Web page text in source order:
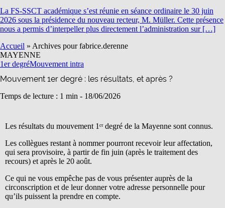
La FS-SSCT académique s’est réunie en séance ordinaire le 30 juin
2026 sous la présidence du nouveau recteur, M. Müller. Cette présence
nous a permis d’interpeller plus directement l’administration sur […]
Accueil » Archives pour fabrice.derenne
MAYENNE
1er degréMouvement intra
Mouvement 1er degré : les résultats, et après ?
Temps de lecture : 1 min - 18/06/2026
Les résultats du mouvement 1ᵉʳ degré de la Mayenne sont connus.
Les collègues restant à nommer pourront recevoir leur affectation,
qui sera provisoire, à partir de fin juin (après le traitement des
recours) et après le 20 août.
Ce qui ne vous empêche pas de vous présenter auprès de la
circonscription et de leur donner votre adresse personnelle pour
qu’ils puissent la prendre en compte.